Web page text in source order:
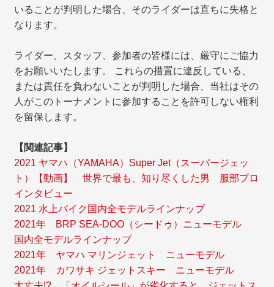
いることが判明した場合、そのライダーは直ちに失格と
なります。
ライダー、スタッフ、参加者の皆様には、厳守にご協力
をお願いいたします。 これらの措置に違反している、
または責任を負わないことが判明した場合、当社はその
人がこのトーナメントに参加することを許可しない権利
を留保します。
【関連記事】
2021 ヤマハ（YAMAHA）Super Jet（スーパージェッ
ト）【動画】 世界で最も、知り尽くした男 服部プロ
インタビュー
2021 水上バイク国内全モデルラインナップ
2021年 BRP SEA-DOO（シードゥ）ニューモデル
国内全モデルラインナップ
2021年 ヤマハ マリンジェット ニューモデル
2021年 カワサキ ジェットスキー ニューモデル